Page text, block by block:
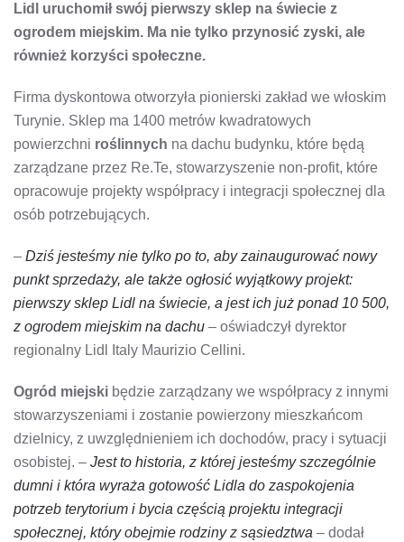
Z
MIEJSKIM
Lidl uruchomił swój pierwszy sklep na świecie z
ogrodem miejskim. Ma nie tylko przynosić zyski, ale
również korzyści społeczne.
Firma dyskontowa otworzyła pionierski zakład we włoskim
Turynie. Sklep ma 1400 metrów kwadratowych
powierzchni roślinnych na dachu budynku, które będą
zarządzane przez Re.Te, stowarzyszenie non-profit, które
opracowuje projekty współpracy i integracji społecznej dla
osób potrzebujących.
– Dziś jesteśmy nie tylko po to, aby zainaugurować nowy
punkt sprzedaży, ale także ogłosić wyjątkowy projekt:
pierwszy sklep Lidl na świecie, a jest ich już ponad 10 500,
z ogrodem miejskim na dachu – oświadczył dyrektor
regionalny Lidl Italy Maurizio Cellini.
Ogród miejski będzie zarządzany we współpracy z innymi
stowarzyszeniami i zostanie powierzony mieszkańcom
dzielnicy, z uwzględnieniem ich dochodów, pracy i sytuacji
osobistej. – Jest to historia, z której jesteśmy szczególnie
dumni i która wyraża gotowość Lidla do zaspokojenia
potrzeb terytorium i bycia częścią projektu integracji
społecznej, który obejmie rodziny z sąsiedztwa – dodał